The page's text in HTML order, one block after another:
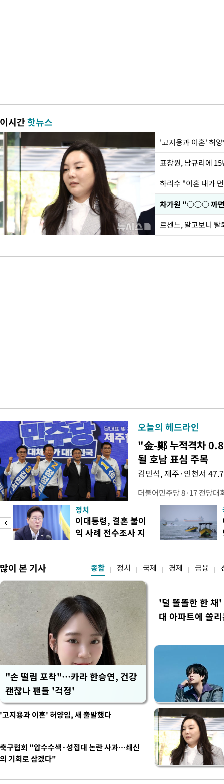
이시간핫뉴스
'고지용과 이혼' 허
하리수 "이혼 내가
르센느, 알고보니 탈
오늘의 헤드라인
"金-鄭 누적격차
될 호남 표심 주목
김민석, 제주·인천서
더불어민주당 8·17 전당대
보가 8일 제주·인천 지역
다. 앞서 정청래 후보 우세
·울산·경남 경선에서 1승
제주·인천 경선에서 이기
정치
이대통령, 결혼 불이
익 사례 전수조사 지
많이 본 기사 종합 정치 국제 경제 금융
"손 떨림 포착"…카라 한승연, 건강
괜찮나 팬들 '걱정'
'덜 똘똘한 한
대 아파트에 쏠
'고지용과 이혼' 허양임, 새 출발했다
축구협회 "압수수색·성접대 논란 사과…쇄신
의 기회로 삼겠다"